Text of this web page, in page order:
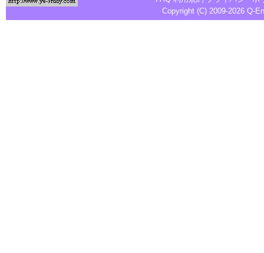
Copyright (C) 2009-2026 Q-